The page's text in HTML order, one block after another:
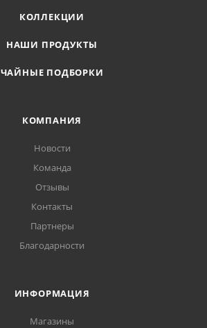
КОЛЛЕКЦИИ
НАШИ ПРОДУКТЫ
ЧАЙНЫЕ ПОДБОРКИ
КОМПАНИЯ
Новости
Команда
Отзывы
Контакты
Партнеры
Благодарности
ИНФОРМАЦИЯ
Магазины